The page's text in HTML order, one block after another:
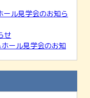
ル見学会のお知ら
せ
ール見学会のお知
ホール見学会のご